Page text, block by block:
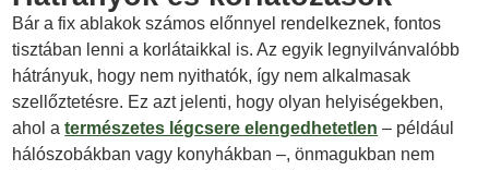
Bár a fix ablakok számos előnnyel rendelkeznek, fontos
tisztában lenni a korlátaikkal is. Az egyik legnyilvánvalóbb
hátrányuk, hogy nem nyithatók, így nem alkalmasak
szellőztetésre. Ez azt jelenti, hogy olyan helyiségekben,
ahol atermészetes légcsere elengedhetetlen – például
hálószobákban vagy konyhákban –, önmagukban nem